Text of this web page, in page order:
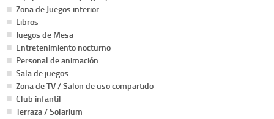
Zona de Juegos interior
Libros
Juegos de Mesa
Entretenimiento nocturno
Personal de animación
Sala de juegos
Zona de TV / Salon de uso compartido
Club infantil
Terraza / Solarium